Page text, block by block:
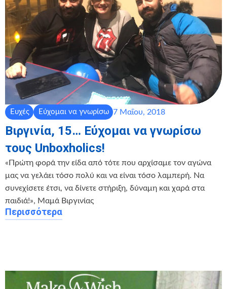
Ευχές Εύχομαι να γνωρίσω 7 Μαΐου, 2018
Βιργινία, 15… Εύχομαι να γνωρίσω
τους Unboxholics!
«Πρώτη φορά την είδα από τότε που αρχίσαμε τον αγώνα
μας να γελάει τόσο πολύ και να είναι τόσο λαμπερή. Να
συνεχίσετε έτσι, να δίνετε στήριξη, δύναμη και χαρά στα
παιδιά!», Μαμά Βιργινίας
Περισσότερα